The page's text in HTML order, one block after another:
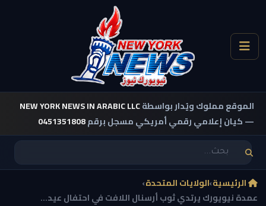
الموقع مملوك ويُدار بواسطةNEW YORK NEWS IN ARABIC LLC
— كيان إعلامي رقمي أمريكي مسجل برقم0451351808
الرئيسية›الولايات المتحدة›
عمدة نيويورك يرتدي ثوب أرسنال اللافت في احتفال عيد...